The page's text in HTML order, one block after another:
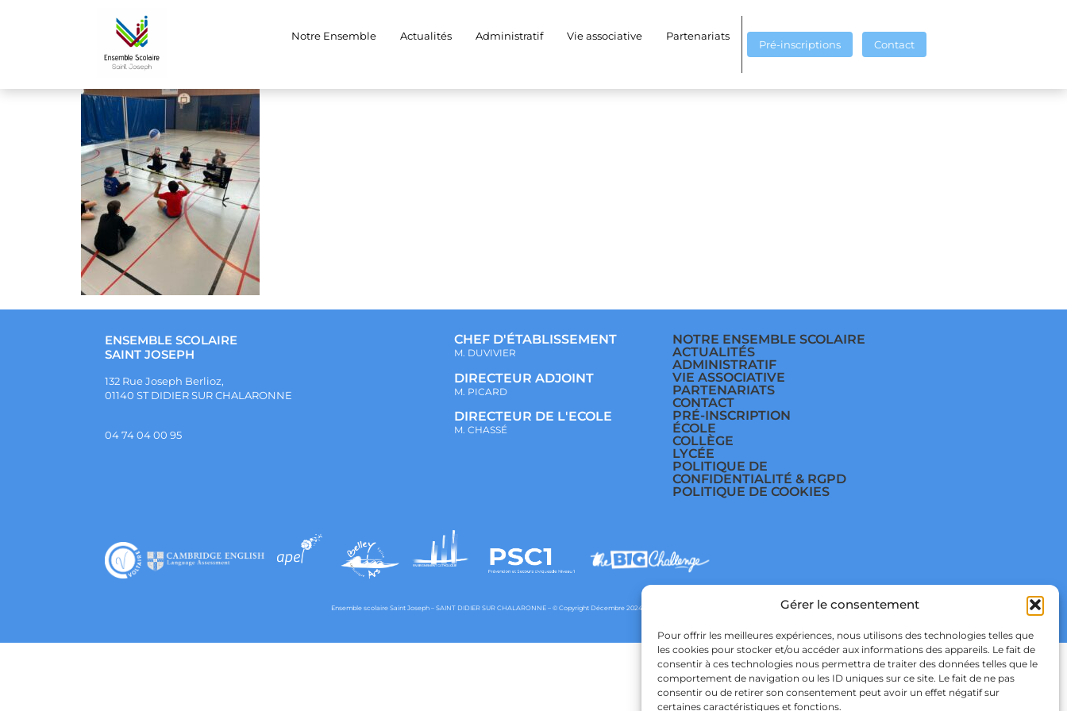
Gérer le consentement
Pour offrir les meilleures expériences, nous utilisons des technologies telles que
les cookies pour stocker et/ou accéder aux informations des appareils. Le fait de
consentir à ces technologies nous permettra de traiter des données telles que le
comportement de navigation ou les ID uniques sur ce site. Le fait de ne pas
consentir ou de retirer son consentement peut avoir un effet négatif sur
certaines caractéristiques et fonctions.
Notre Ensemble Actualités Administratif Vie associative Partenariats
Pré-inscriptions Contact
626004071_1374203304507082_6986728420475648855_n
ENSEMBLE SCOLAIRE
SAINT JOSEPH
132 Rue Joseph Berlioz,
01140 ST DIDIER SUR CHALARONNE
04 74 04 00 95
CHEF D'ÉTABLISSEMENT
M. DUVIVIER
DIRECTEUR ADJOINT
M. PICARD
DIRECTEUR DE L'ECOLE
M. CHASSÉ
NOTRE ENSEMBLE SCOLAIRE
ACTUALITÉS
ADMINISTRATIF
VIE ASSOCIATIVE
PARTENARIATS
CONTACT
PRÉ-INSCRIPTION
ÉCOLE
COLLÈGE
LYCÉE
POLITIQUE DE
CONFIDENTIALITÉ & RGPD
POLITIQUE DE COOKIES
Ensemble scolaire Saint Joseph – SAINT DIDIER SUR CHALARONNE – © Copyright Décembre 2024 – Powered by